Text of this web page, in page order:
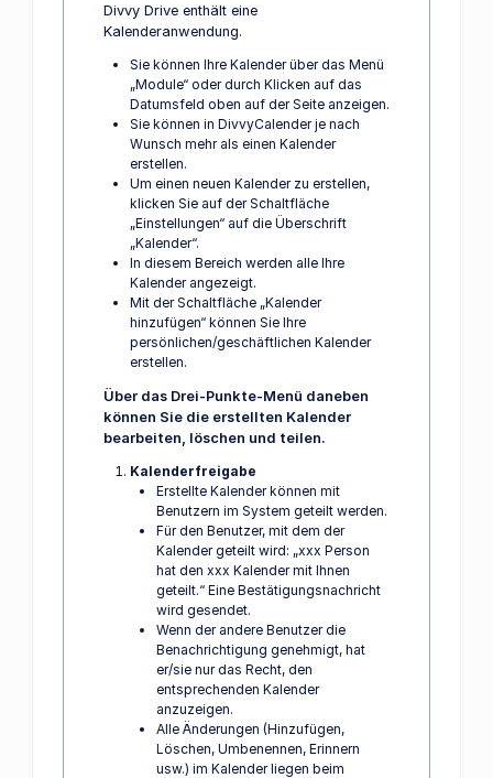
Divvy Drive enthält eine
Kalenderanwendung.
Sie können Ihre Kalender über das Menü
„Module“ oder durch Klicken auf das
Datumsfeld oben auf der Seite anzeigen.
Sie können in DivvyCalender je nach
Wunsch mehr als einen Kalender
erstellen.
Um einen neuen Kalender zu erstellen,
klicken Sie auf der Schaltfläche
„Einstellungen“ auf die Überschrift
„Kalender“.
In diesem Bereich werden alle Ihre
Kalender angezeigt.
Mit der Schaltfläche „Kalender
hinzufügen“ können Sie Ihre
persönlichen/geschäftlichen Kalender
erstellen.
Über das Drei-Punkte-Menü daneben
können Sie die erstellten Kalender
bearbeiten, löschen und teilen.
Kalenderfreigabe
Erstellte Kalender können mit
Benutzern im System geteilt werden.
Für den Benutzer, mit dem der
Kalender geteilt wird: „xxx Person
hat den xxx Kalender mit Ihnen
geteilt.“ Eine Bestätigungsnachricht
wird gesendet.
Wenn der andere Benutzer die
Benachrichtigung genehmigt, hat
er/sie nur das Recht, den
entsprechenden Kalender
anzuzeigen.
Alle Änderungen (Hinzufügen,
Löschen, Umbenennen, Erinnern
usw.) im Kalender liegen beim